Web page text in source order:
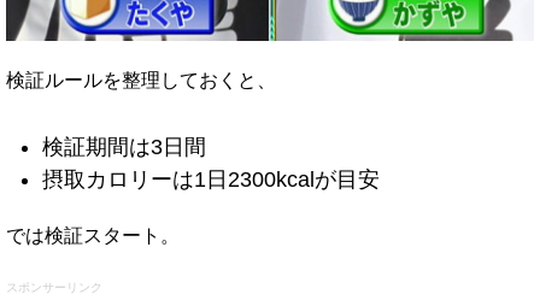
検証ルールを整理しておくと、
検証期間は3日間
摂取カロリーは1日2300kcalが目安
では検証スタート。
スポンサーリンク